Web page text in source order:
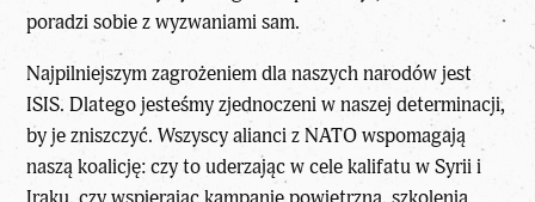
poradzi sobie z wyzwaniami sam.
Najpilniejszym zagrożeniem dla naszych narodów jest
ISIS. Dlatego jesteśmy zjednoczeni w naszej determinacji,
by je zniszczyć. Wszyscy alianci z NATO wspomagają
naszą koalicję: czy to uderzając w cele kalifatu w Syrii i